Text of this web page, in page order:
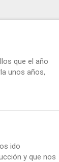
que el año
unos años,
ido
y que nos